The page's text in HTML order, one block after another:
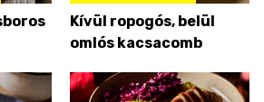
Kívül ropogós, belül
omlós kacsacomb